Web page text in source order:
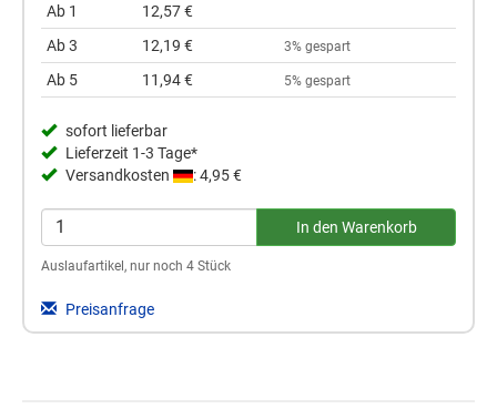
Ab 1
12,57 €
Ab 3
12,19 € 3% gespart
Ab 5 11,94 € 5% gespart
sofort lieferbar
Lieferzeit 1-3 Tage*
Versandkosten
: 4,95 €
Auslaufartikel, nur noch 4 Stück
Preisanfrage